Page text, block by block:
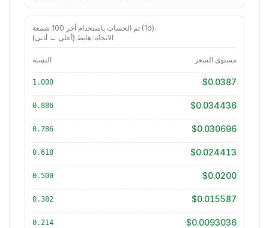
تم الحساب باستخدام آخر 100 شمعة ( 1d).
الاتجاه: هابط (أعلى ← أدنى)
النسبة مستوى السعر
1.000 $0.0387
0.886 $0.034436
0.786 $0.030696
0.618 $0.024413
0.500 $0.0200
0.382 $0.015587
0.214 $0.0093036